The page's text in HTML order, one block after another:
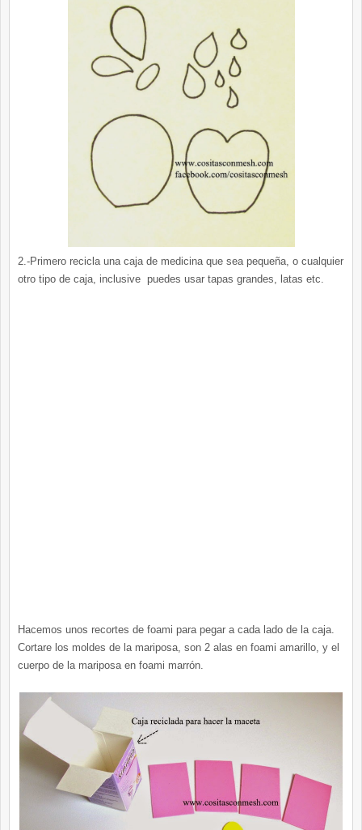
2.-Primero recicla una caja de medicina que sea pequeña, o cualquier
otro tipo de caja, inclusive puedes usar tapas grandes, latas etc.
Hacemos unos recortes de foami para pegar a cada lado de la caja.
Cortare los moldes de la mariposa, son 2 alas en foami amarillo, y el
cuerpo de la mariposa en foami marrón.